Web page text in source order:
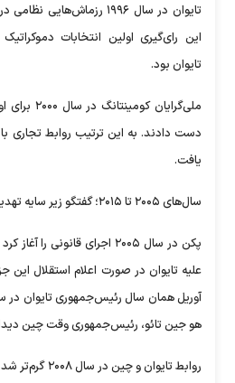
تایوان در سال ۱۹۹۶
این رای‌گیری اولین انتخابات
تایوان بود.
ملی‌گرایان
دست دادند. به این ترتیب روابط تجاری
یافت.
سال‌های ۲۰۰۵ تا ۲۰۱۵؛ گفتگو زیر سایه تهدید
پکن در سال ۲۰۰۵ اجرای قانونی
علیه تایوان در صورت اعلام استقلال این
آوریل همان سال رئیس‌جمهوری تایوان در
هو جین تائو، رئیس‌جمهوری وقت چین
روابط تایوان و